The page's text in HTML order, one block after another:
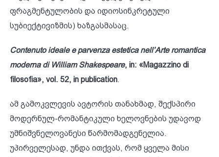
ფრაგმენტულობის და იდიოსინკრეტული
სუბიექტივიზმის) ხაზგასმასაც.
Contenuto ideale e parvenza estetica nell’Arte romantica
moderna di William Shakespeare, in: «Magazzino di
filosofia», vol. 52, in publication.
ამ გამოკვლევის ავტორის თანახმად, შექსპირი
მოდერნულ-რომანტიკული ხელოვნების უდავოდ
უმნიშვნელოვანესი წარმომადგენელია.
უპირველესად, უნდა ითქვას, რომ ყველა მისი